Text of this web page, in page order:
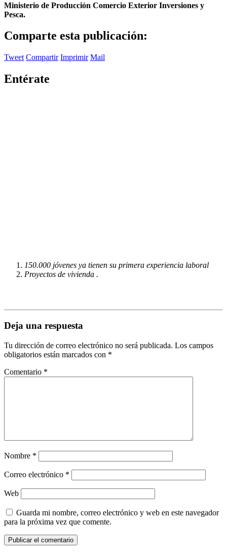
Ministerio de Producción Comercio Exterior Inversiones y
Pesca.
Comparte esta publicación:
Tweet Compartir Imprimir Mail
Entérate
150.000 jóvenes ya tienen su primera experiencia laboral
Proyectos de vivienda .
Deja una respuesta
Tu dirección de correo electrónico no será publicada. Los campos
obligatorios están marcados con *
Comentario *
Nombre *
Correo electrónico *
Web
Guarda mi nombre, correo electrónico y web en este navegador
para la próxima vez que comente.